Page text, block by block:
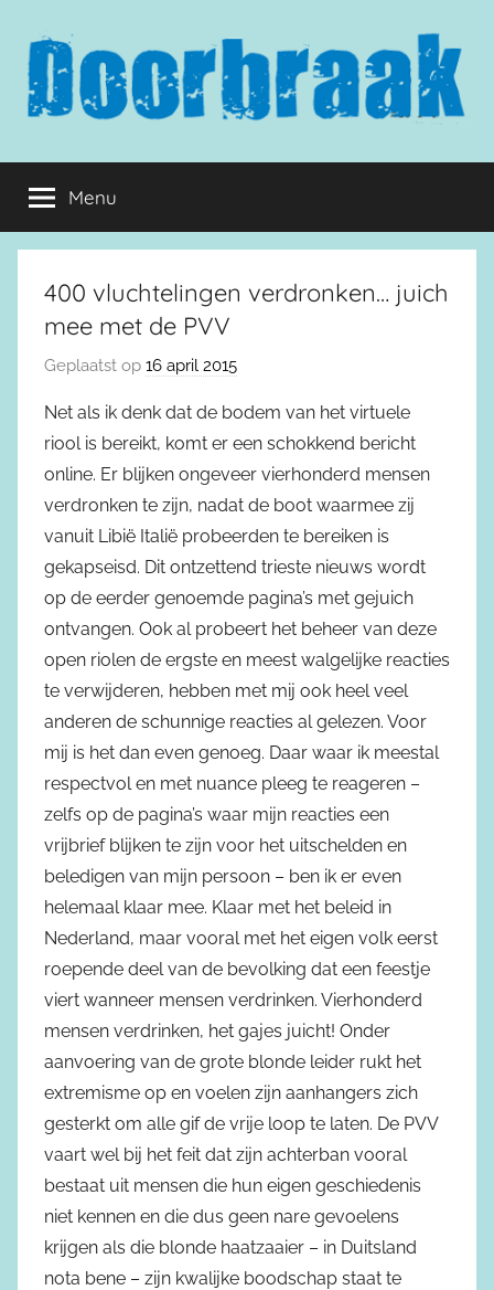
inhoud
springen
Doorbraak.eu
Menu
400 vluchtelingen verdronken… juich
mee met de PVV
Geplaatst op 16 april 2015
Net als ik denk dat de bodem van het virtuele
riool is bereikt, komt er een schokkend bericht
online. Er blijken ongeveer vierhonderd mensen
verdronken te zijn, nadat de boot waarmee zij
vanuit Libië Italië probeerden te bereiken is
gekapseisd. Dit ontzettend trieste nieuws wordt
op de eerder genoemde pagina’s met gejuich
ontvangen. Ook al probeert het beheer van deze
open riolen de ergste en meest walgelijke reacties
te verwijderen, hebben met mij ook heel veel
anderen de schunnige reacties al gelezen. Voor
mij is het dan even genoeg. Daar waar ik meestal
respectvol en met nuance pleeg te reageren –
zelfs op de pagina’s waar mijn reacties een
vrijbrief blijken te zijn voor het uitschelden en
beledigen van mijn persoon – ben ik er even
helemaal klaar mee. Klaar met het beleid in
Nederland, maar vooral met het eigen volk eerst
roepende deel van de bevolking dat een feestje
viert wanneer mensen verdrinken. Vierhonderd
mensen verdrinken, het gajes juicht! Onder
aanvoering van de grote blonde leider rukt het
extremisme op en voelen zijn aanhangers zich
gesterkt om alle gif de vrije loop te laten. De PVV
vaart wel bij het feit dat zijn achterban vooral
bestaat uit mensen die hun eigen geschiedenis
niet kennen en die dus geen nare gevoelens
krijgen als die blonde haatzaaier – in Duitsland
nota bene – zijn kwalijke boodschap staat te